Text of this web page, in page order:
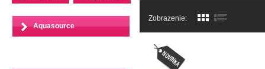
Aquasource
Zobrazenie: